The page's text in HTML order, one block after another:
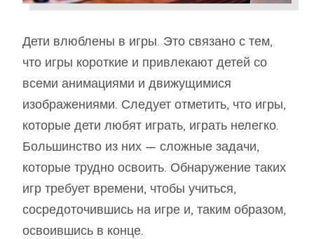
Дети влюблены в игры. Это связано с тем,
что игры короткие и привлекают детей со
всеми анимациями и движущимися
изображениями. Следует отметить, что игры,
которые дети любят играть, играть нелегко.
Большинство из них — сложные задачи,
которые трудно освоить. Обнаружение таких
игр требует времени, чтобы учиться,
сосредоточившись на игре и, таким образом,
освоившись в конце.